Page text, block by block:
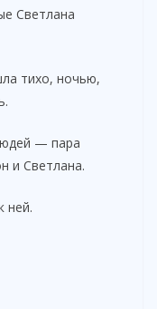
Светлана
тихо, ночью,
— пара
и Светлана.
ней.